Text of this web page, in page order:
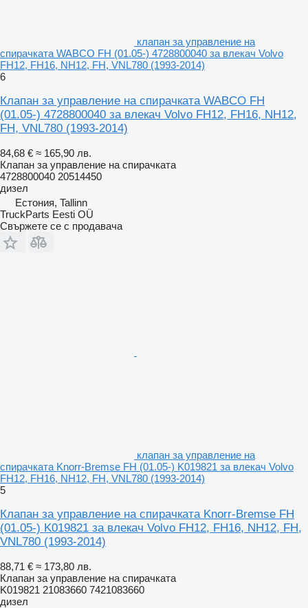
клапан за управление на
спирачката WABCO FH (01.05-) 4728800040 за влекач Volvo
FH12, FH16, NH12, FH, VNL780 (1993-2014)
6
Клапан за управление на спирачката WABCO FH
(01.05-) 4728800040 за влекач Volvo FH12, FH16, NH12,
FH, VNL780 (1993-2014)
84,68 € ≈ 165,90 лв.
Клапан за управление на спирачката
4728800040 20514450
дизел
Естония, Tallinn
TruckParts Eesti OÜ
Свържете се с продавача
клапан за управление на
спирачката Knorr-Bremse FH (01.05-) K019821 за влекач Volvo
FH12, FH16, NH12, FH, VNL780 (1993-2014)
5
Клапан за управление на спирачката Knorr-Bremse FH
(01.05-) K019821 за влекач Volvo FH12, FH16, NH12, FH,
VNL780 (1993-2014)
88,71 € ≈ 173,80 лв.
Клапан за управление на спирачката
K019821 21083660 7421083660
дизел